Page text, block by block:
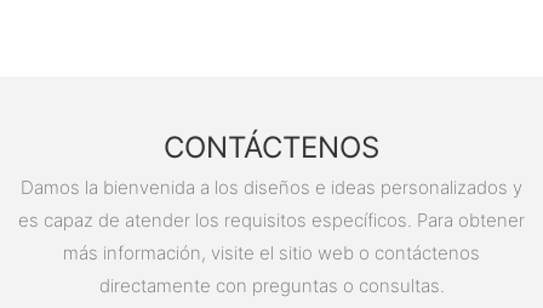
CONTÁCTENOS
Damos la bienvenida a los diseños e ideas personalizados y
es capaz de atender los requisitos específicos. Para obtener
más información, visite el sitio web o contáctenos
directamente con preguntas o consultas.